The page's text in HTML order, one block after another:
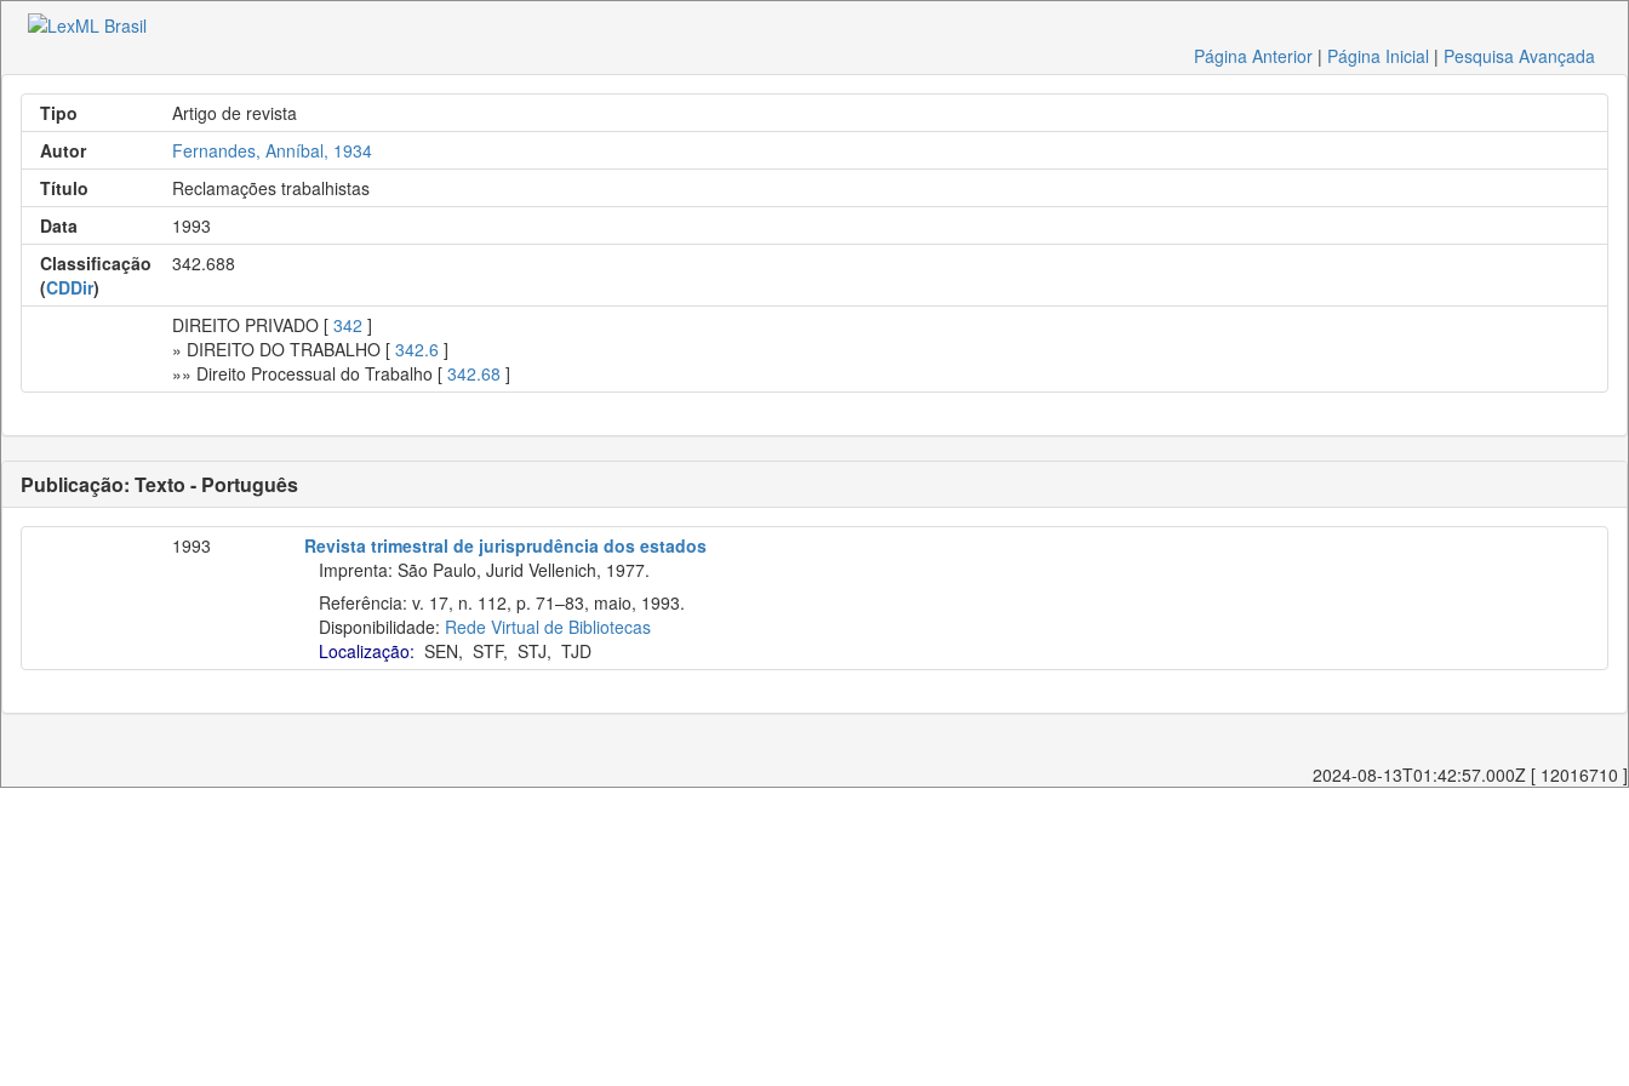
Página Anterior | Página Inicial | Pesquisa Avançada
Tipo
Artigo de revista
Autor
Fernandes, Anníbal, 1934
Título
Reclamações trabalhistas
Data
1993
Classificação
(CDDir)
342.688
DIREITO PRIVADO [ 342 ]
» DIREITO DO TRABALHO [ 342.6 ]
»» Direito Processual do Trabalho [ 342.68 ]
Publicação: Texto - Português
1993
Revista trimestral de jurisprudência dos estados
Imprenta: São Paulo, Jurid Vellenich, 1977.
Referência: v. 17, n. 112, p. 71–83, maio, 1993.
Disponibilidade: Rede Virtual de Bibliotecas
Localização: SEN, STF, STJ, TJD
2024-08-13T01:42:57.000Z [ 12016710 ]